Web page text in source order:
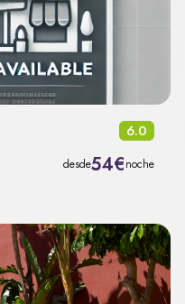
6.0
desde54€noche